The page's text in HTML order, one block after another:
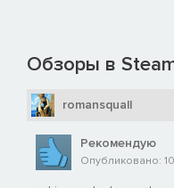
Обзоры в
romansquall
Рекомендую
Опубликовано: